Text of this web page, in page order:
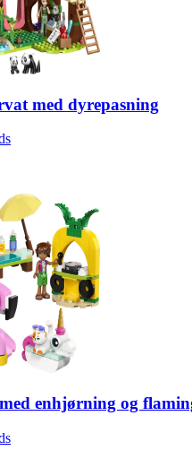
med dyrepasning
enhjørning og